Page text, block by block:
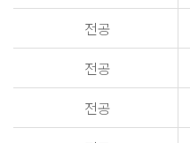
전공
전공
전공